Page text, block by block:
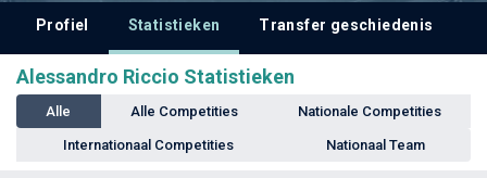
Profiel Statistieken Transfer geschiedenis
Alessandro Riccio Statistieken
Alle Alle Competities Nationale Competities
Internationaal Competities Nationaal Team